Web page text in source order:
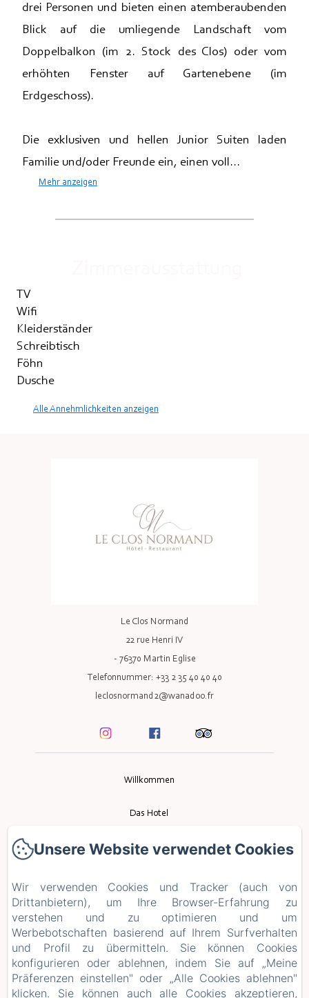
drei Personen und bieten einen atemberaubenden
Blick auf die umliegende Landschaft vom
Doppelbalkon (im 2. Stock des Clos) oder vom
erhöhten Fenster auf Gartenebene (im
Erdgeschoss).
Die exklusiven und hellen Junior Suiten laden
Familie und/oder Freunde ein, einen voll...
Mehr anzeigen
TV
Wifi
Kleiderständer
Schreibtisch
Föhn
Dusche
Alle Annehmlichkeiten anzeigen
Le Clos Normand
22 rue Henri IV
- 76370 Martin Eglise
Telefonnummer: +33 2 35 40 40 40
leclosnormand2@wanadoo.fr
Willkommen
Das Hotel
Das Restaurant
Tourismus
Kontakt
Datenschutzerklärung
Unsere Website verwendet Cookies
Wir verwenden Cookies und Tracker (auch von
Drittanbietern), um Ihre Browser-Erfahrung zu
verstehen und zu optimieren und um
Werbebotschaften basierend auf Ihrem Surfverhalten
und Profil zu übermitteln. Sie können Cookies
konfigurieren oder ablehnen, indem Sie auf „Meine
Präferenzen einstellen" oder „Alle Cookies ablehnen"
klicken. Sie können auch alle Cookies akzeptieren,